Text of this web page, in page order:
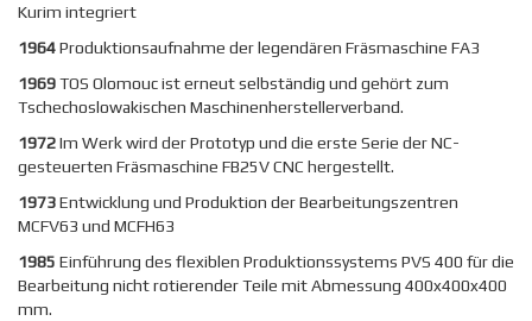
Kurim integriert
1964Produktionsaufnahme der legendären Fräsmaschine FA3
1969TOS Olomouc ist erneut selbständig und gehört zum
Tschechoslowakischen Maschinenherstellerverband.
1972Im Werk wird der Prototyp und die erste Serie der NC-
gesteuerten Fräsmaschine FB25V CNC hergestellt.
1973Entwicklung und Produktion der Bearbeitungszentren
MCFV63 und MCFH63
1985 Einführung des flexiblen Produktionssystems PVS 400 für die
Bearbeitung nicht rotierender Teile mit Abmessung 400x400x400
mm.